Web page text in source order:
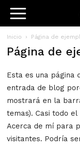
Inicio Página de
Página de
Esta es una página
entrada de blog
mostrará en la
temas). Casi todo el
Acerca de mí para
visitantes. Podría